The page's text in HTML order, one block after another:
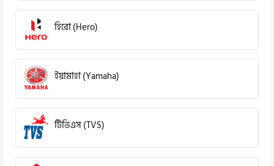
হিরো (Hero)
ইয়ামাহা (Yamaha)
টিভিএস (TVS)